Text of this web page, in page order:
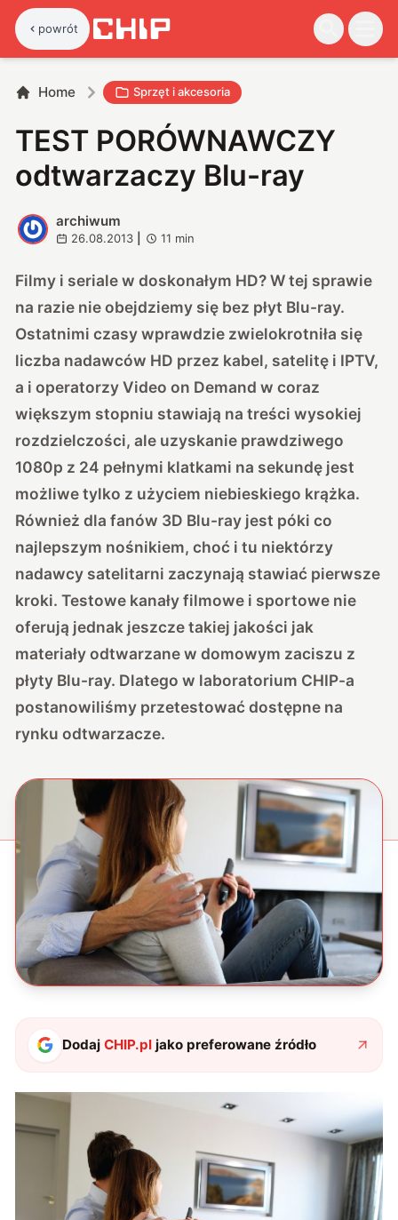
powrót
Home Sprzęt i akcesoria
TEST PORÓWNAWCZY
odtwarzaczy Blu-ray
A
archiwum
26.08.2013 11 min
Filmy i seriale w doskonałym HD? W tej sprawie
na razie nie obejdziemy się bez płyt Blu-ray.
Ostatnimi czasy wprawdzie zwielokrotniła się
liczba nadawców HD przez kabel, satelitę i IPTV,
a i operatorzy Video on Demand w coraz
większym stopniu stawiają na treści wysokiej
rozdzielczości, ale uzyskanie prawdziwego
1080p z 24 pełnymi klatkami na sekundę jest
możliwe tylko z użyciem niebieskiego krążka.
Również dla fanów 3D Blu-ray jest póki co
najlepszym nośnikiem, choć i tu niektórzy
nadawcy satelitarni zaczynają stawiać pierwsze
kroki. Testowe kanały filmowe i sportowe nie
oferują jednak jeszcze takiej jakości jak
materiały odtwarzane w domowym zaciszu z
płyty Blu-ray. Dlatego w laboratorium CHIP-a
postanowiliśmy przetestować dostępne na
rynku odtwarzacze.
DodajCHIP.pl jako preferowane źródło